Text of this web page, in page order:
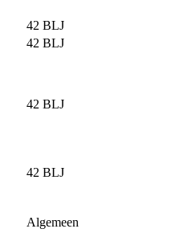
42 BLJ
42 BLJ
42 BLJ
42 BLJ
Algemeen